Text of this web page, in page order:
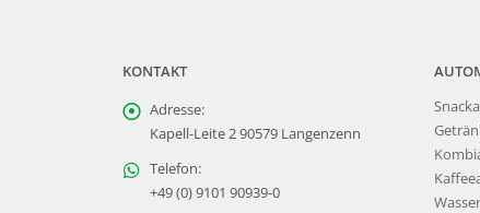
KONTAKT
Adresse:
Kapell-Leite 2 90579 Langenzenn
Telefon:
+49 (0) 9101 90939-0